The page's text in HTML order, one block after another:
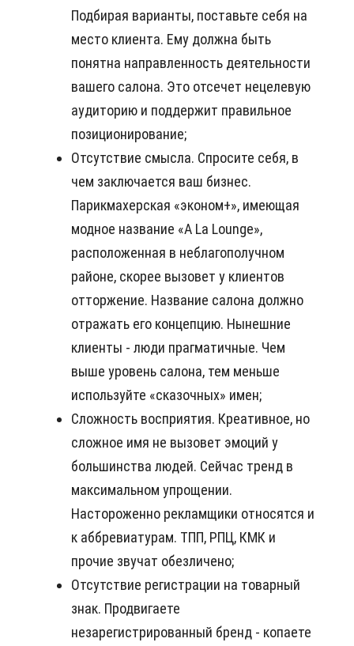
Подбирая варианты, поставьте себя на
место клиента. Ему должна быть
понятна направленность деятельности
вашего салона. Это отсечет нецелевую
аудиторию и поддержит правильное
позиционирование;
Отсутствие смысла. Спросите себя, в
чем заключается ваш бизнес.
Парикмахерская «эконом+», имеющая
модное название «A La Lounge»,
расположенная в неблагополучном
районе, скорее вызовет у клиентов
отторжение. Название салона должно
отражать его концепцию. Нынешние
клиенты - люди прагматичные. Чем
выше уровень салона, тем меньше
используйте «сказочных» имен;
Сложность восприятия. Креативное, но
сложное имя не вызовет эмоций у
большинства людей. Сейчас тренд в
максимальном упрощении.
Настороженно рекламщики относятся и
к аббревиатурам. ТПП, РПЦ, КМК и
прочие звучат обезличено;
Отсутствие регистрации на товарный
знак. Продвигаете
незарегистрированный бренд - копаете